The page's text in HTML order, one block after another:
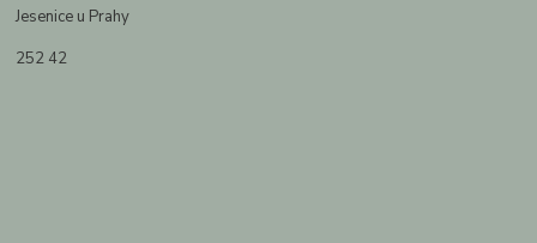
Jesenice u Prahy
252 42